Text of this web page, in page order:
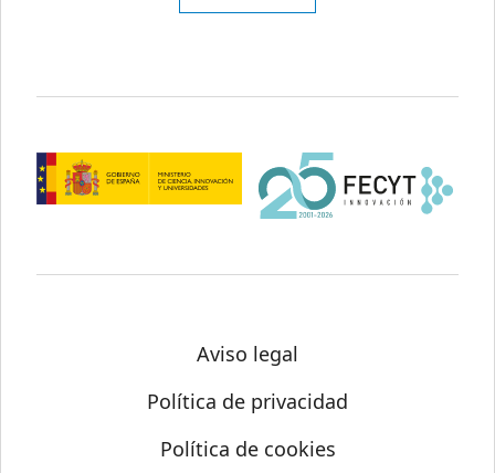
Aviso legal
Política de privacidad
Política de cookies